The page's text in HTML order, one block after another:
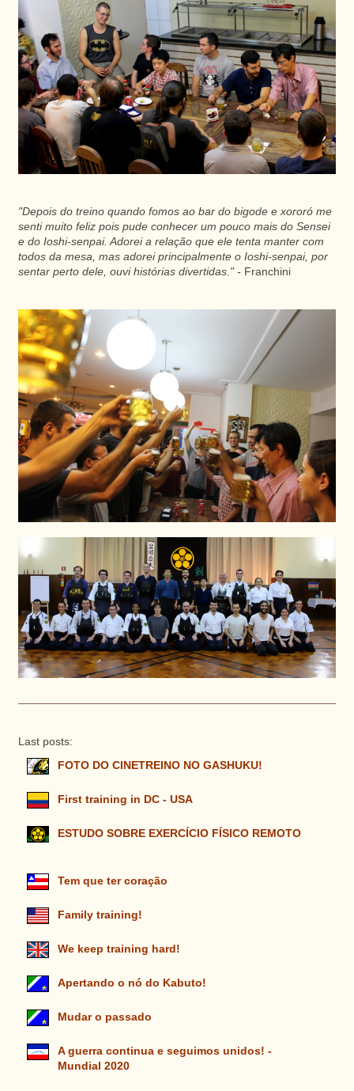
"Depois do treino quando fomos ao bar do bigode e xororó me
senti muito feliz pois pude conhecer um pouco mais do Sensei
e do Ioshi-senpai. Adorei a relação que ele tenta manter com
todos da mesa, mas adorei principalmente o Ioshi-senpai, por
sentar perto dele, ouvi histórias divertidas." - Franchini
Last posts:
FOTO DO CINETREINO NO GASHUKU!
First training in DC - USA
ESTUDO SOBRE EXERCÍCIO FÍSICO REMOTO
Tem que ter coração
Family training!
We keep training hard!
Apertando o nó do Kabuto!
Mudar o passado
A guerra continua e seguimos unidos! -
Mundial 2020